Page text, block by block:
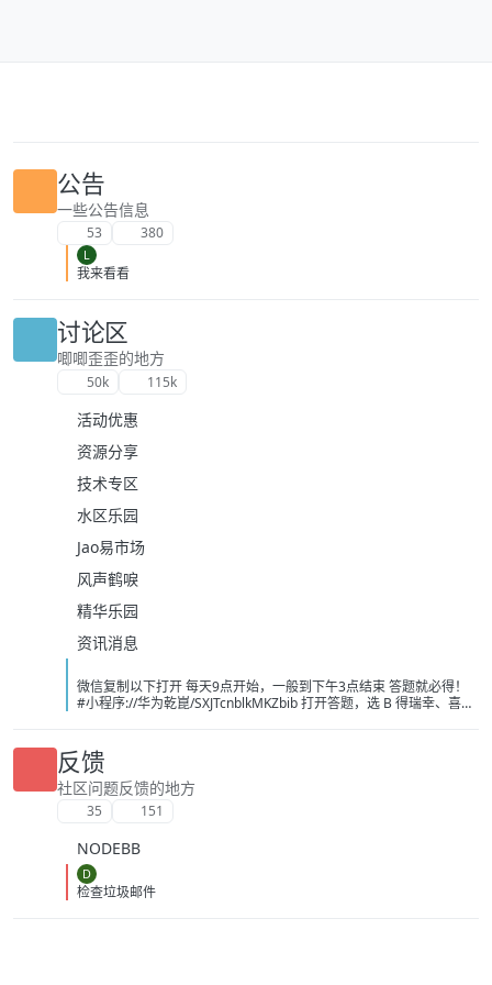
公告
一些公告信息
53 380
L
我来看看
讨论区
唧唧歪歪的地方
50k 115k
活动优惠
资源分享
技术专区
水区乐园
Jao易市场
风声鹤唳
精华乐园
资讯消息
微信复制以下打开 每天9点开始，一般到下午3点结束 答题就必得！
#小程序://华为乾崑/SXJTcnblkMKZbib 打开答题，选 B 得瑞幸、喜茶
1786139243743_%E5%BE%AE%E4%BF%A1%E5%9B%BE%E7%89
%87_20260807104021_214_208.jpg] [image:
1786139251697_%E5%BE%AE%E4%BF%A1%E5%9B%BE%E7%89
%87_20260807101326_13_1581.png] [image:
1786139249056_%E5%BE%AE%E4%BF%A1%E5%9B%BE%E7%89
反馈
社区问题反馈的地方
35 151
NODEBB
D
检查垃圾邮件